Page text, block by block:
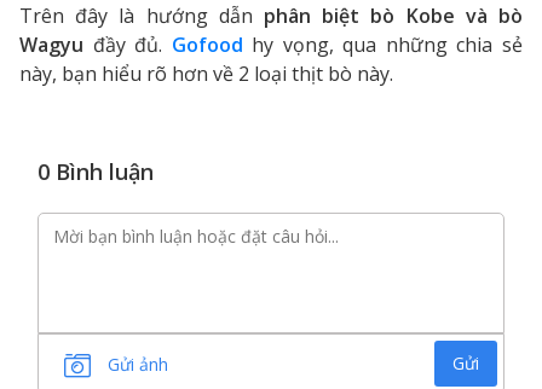
Trên đây là hướng dẫn phân biệt bò Kobe và bò
Wagyu đầy đủ. Gofood hy vọng, qua những chia sẻ
này, bạn hiểu rõ hơn về 2 loại thịt bò này.
0 Bình luận
Gửi ảnh Gửi